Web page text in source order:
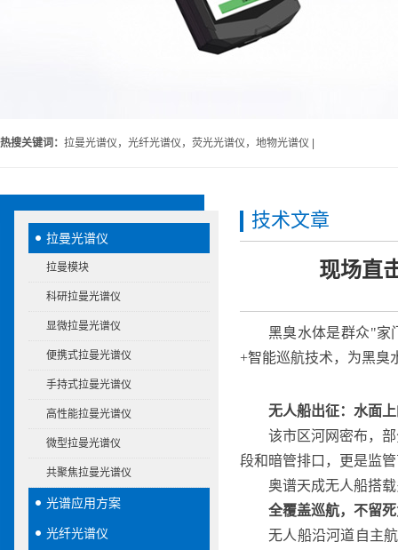
热搜关键词： 拉曼光谱仪，光纤光谱仪，荧光光谱仪，地物光谱仪 |
拉曼光谱仪
拉曼模块
科研拉曼光谱仪
显微拉曼光谱仪
便携式拉曼光谱仪
手持式拉曼光谱仪
高性能拉曼光谱仪
微型拉曼光谱仪
共聚焦拉曼光谱仪
光谱应用方案
光纤光谱仪
技术文章
现场直
黑臭水体是群众"家
+智能巡航技术，为黑臭
无人船出征：水面
该市区河网密布，
段和暗管排口，更是监
奥谱天成无人船搭
全覆盖巡航，不留
无人船沿河道自主